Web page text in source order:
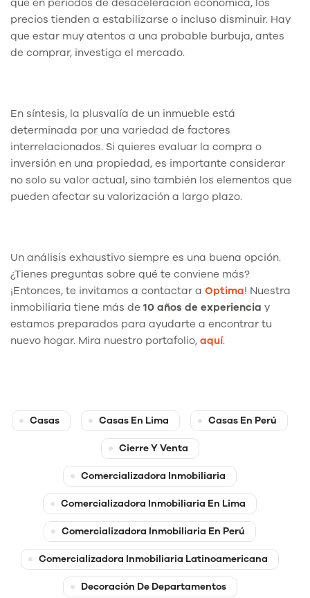
que en períodos de desaceleración económica, los
precios tienden a estabilizarse o incluso disminuir. Hay
que estar muy atentos a una probable burbuja, antes
de comprar, investiga el mercado.
En síntesis, la plusvalía de un inmueble está
determinada por una variedad de factores
interrelacionados. Si quieres evaluar la compra o
inversión en una propiedad, es importante considerar
no solo su valor actual, sino también los elementos que
pueden afectar su valorización a largo plazo.
Un análisis exhaustivo siempre es una buena opción.
¿Tienes preguntas sobre qué te conviene más?
¡Entonces, te invitamos a contactar a Optima! Nuestra
inmobiliaria tiene más de 10 años de experiencia y
estamos preparados para ayudarte a encontrar tu
nuevo hogar. Mira nuestro portafolio, aquí.
Casas Casas En Lima Casas En Perú
Cierre Y Venta
Comercializadora Inmobiliaria
Comercializadora Inmobiliaria En Lima
Comercializadora Inmobiliaria En Perú
Comercializadora Inmobiliaria Latinoamericana
Decoración De Departamentos